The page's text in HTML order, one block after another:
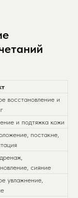
восстановление и
и подтяжка кожи
постакне,
сияние
увлажнение,